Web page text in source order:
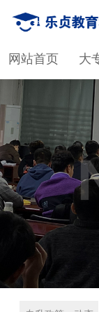
网站首页 大